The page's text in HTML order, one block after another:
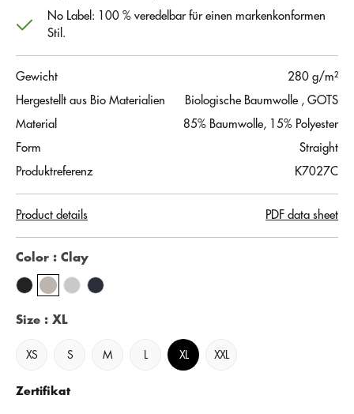
No Label: 100 % veredelbar für einen markenkonformen
Stil.
Gewicht
280 g/m²
Hergestellt aus Bio Materialien
Biologische Baumwolle , GOTS
Material
85% Baumwolle, 15% Polyester
Form
Straight
Produktreferenz
K7027C
Product details PDF data sheet
Color : Clay
Size : XL
XS S M XL XXL
Zertifikat